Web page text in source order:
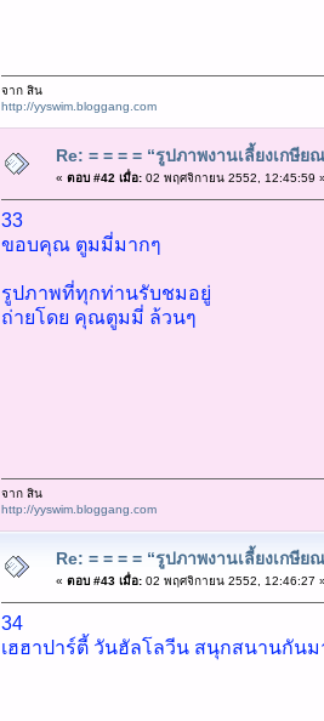
จาก สิน
http://yyswim.bloggang.com
Re: = = = = “รูปภาพงานเลี้ยงเกษี
« ตอบ #42 เมื่อ:02 พฤศจิกายน 2552, 12:45:59
33
ขอบคุณ ตูมมี่มากๆ
รูปภาพที่ทุกท่านรับชมอยู่
ถ่ายโดย คุณตูมมี่ ล้วนๆ
จาก สิน
http://yyswim.bloggang.com
Re: = = = = “รูปภาพงานเลี้ยงเกษี
« ตอบ #43 เมื่อ:02 พฤศจิกายน 2552, 12:46:27
34
เฮฮาปาร์ตี้ วันฮัลโลวีน สนุกสนานกันม